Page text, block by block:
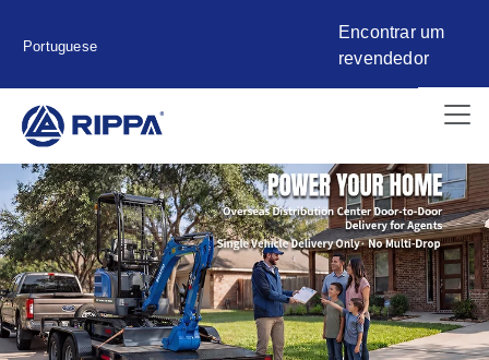
Portuguese
Encontrar um
revendedor